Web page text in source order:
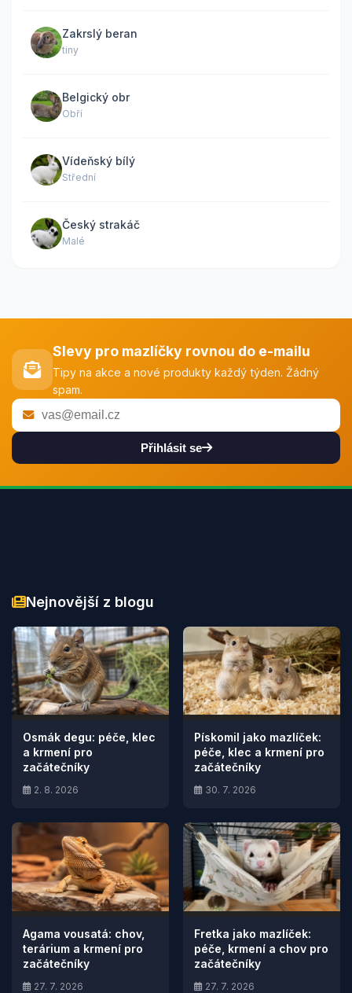
Zakrslý beran
tiny
Belgický obr
Obří
Vídeňský bílý
Střední
Český strakáč
Malé
Slevy pro mazlíčky rovnou do e-mailu
Tipy na akce a nové produkty každý týden. Žádný
spam.
Přihlásit se
Nejnovější z blogu
Osmák degu: péče, klec
a krmení pro
začátečníky
2. 8. 2026
Pískomil jako mazlíček:
péče, klec a krmení pro
začátečníky
30. 7. 2026
Agama vousatá: chov,
terárium a krmení pro
začátečníky
27. 7. 2026
Fretka jako mazlíček:
péče, krmení a chov pro
začátečníky
27. 7. 2026